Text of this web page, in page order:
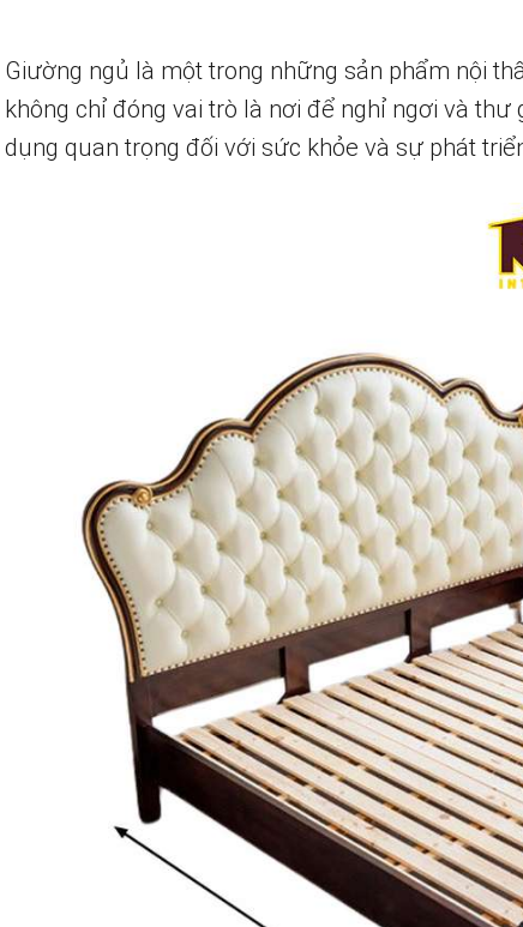
Giường ngủ là một trong những sản phẩm nội
không chỉ đóng vai trò là nơi để nghỉ ngơi và
dụng quan trọng đối với sức khỏe và sự phát